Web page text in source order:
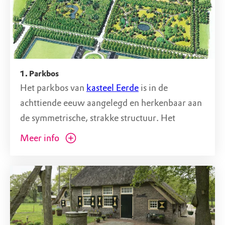
1. Parkbos
Het parkbos van kasteel Eerde is in de
achttiende eeuw aangelegd en herkenbaar aan
de symmetrische, strakke structuur. Het
rococo‑vak waar je nu loopt, is volgens het
zien hoe zorgvuldig dit deel ooit is ontworpen.
De paden lijken speels en vrij te slingeren,
maar zijn in werkelijkheid nauwkeurig met
passer en lijn uitgezet.
Meer info